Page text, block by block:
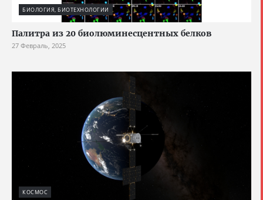
БИОЛОГИЯ, БИОТЕХНОЛОГИИ
Палитра из 20 биолюминесцентных белков
27 Февраль, 2025
КОСМОС